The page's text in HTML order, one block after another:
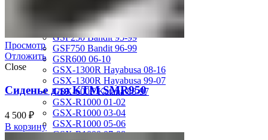
GSF1200 Bandit 01-05
GSF250 Bandit 95-99
GSF750 Bandit 96-99
GSR600 06-10
GSX-1300R Hayabusa 08-16
GSX-1300R Hayabusa 99-07
GSX-600F Katana 88-97
GSX-R1000 01-02
GSX-R1000 03-04
GSX-R1000 05-06
GSX-R1000 07-08
Просмотр
Отложить
Close
Сиденье для KTM SMR950
4 500 ₽
В корзину